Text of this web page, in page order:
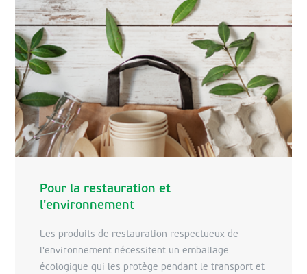
l'impact environnemental, la rentabilité et la
logistique opérationnelle.
Pour la restauration et
l'environnement
Les produits de restauration respectueux de
l'environnement nécessitent un emballage
écologique qui les protège pendant le transport et